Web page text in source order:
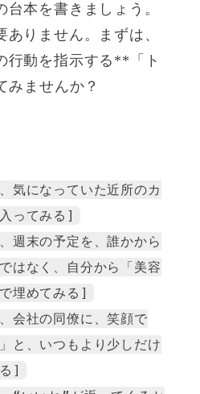
本を書きましょう。
りません。まずは、
行動を指示する**「ト
ませんか？
気になっていた近所のカ
ってみる]
週末の予定を、誰かから
はなく、自分から「美容
埋めてみる]
会社の同僚に、笑顔で
と、いつもより少しだけ
]